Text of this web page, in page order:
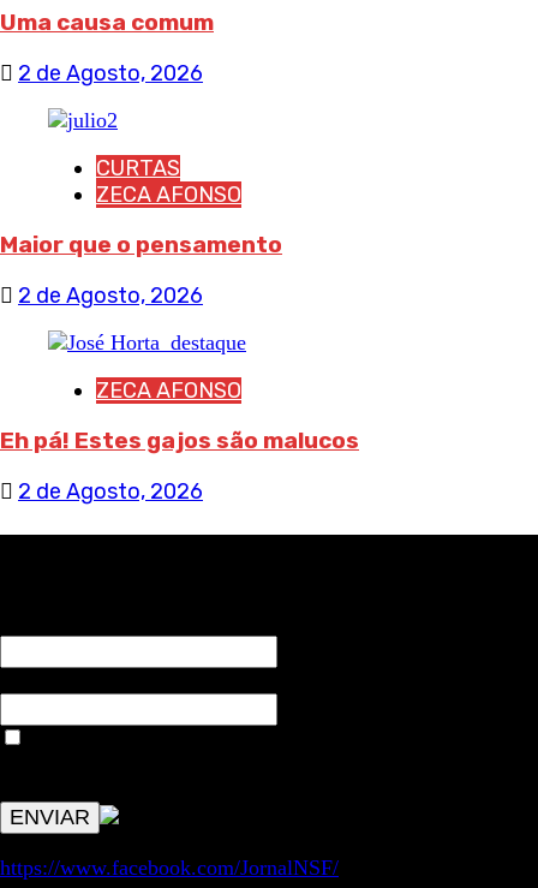
Uma causa comum
2 de Agosto, 2026
CURTAS
ZECA AFONSO
Maior que o pensamento
2 de Agosto, 2026
ZECA AFONSO
Eh pá! Estes gajos são malucos
2 de Agosto, 2026
https://www.facebook.com/JornalNSF/